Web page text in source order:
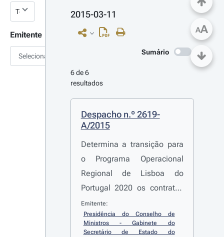
Emitente
Selecionar
2015-03-11
Sumário
6 de 6
resultados
Despacho n.º 2619-
A/2015
Determina a transição para
o Programa Operacional
Regional de Lisboa do
Portugal 2020 os contratos
de trabalho a termo incerto
celebrados entre a
autoridade de gestão
Emitente:
Presidência do Conselho de
Ministros - Gabinete do
Secretário de Estado do
AA